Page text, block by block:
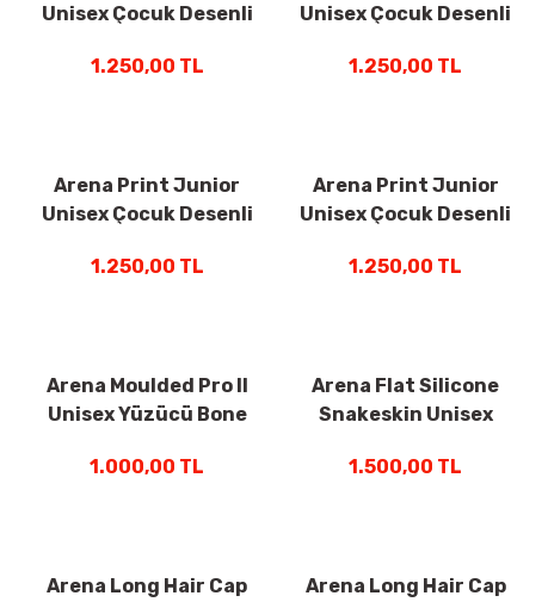
Unisex Çocuk Desenli
94171140
1.250,00 TL
Unisex Çocuk Desenli
94171239
1.250,00 TL
Arena Print Junior
Unisex Çocuk Desenli
94171236
1.250,00 TL
Arena Print Junior
Unisex Çocuk Desenli
94171234
1.250,00 TL
Arena Moulded Pro II
Unisex Yüzücü Bone
1.000,00 TL
Arena Flat Silicone
Snakeskin Unisex
Snakeskin Pembe
1.500,00 TL
Arena Long Hair Cap
Arena Long Hair Cap